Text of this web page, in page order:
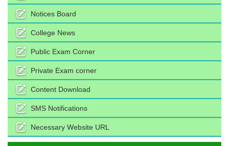
Notices Board
College News
Public Exam Corner
Private Exam corner
Content Download
SMS Notifications
Necessary Website URL